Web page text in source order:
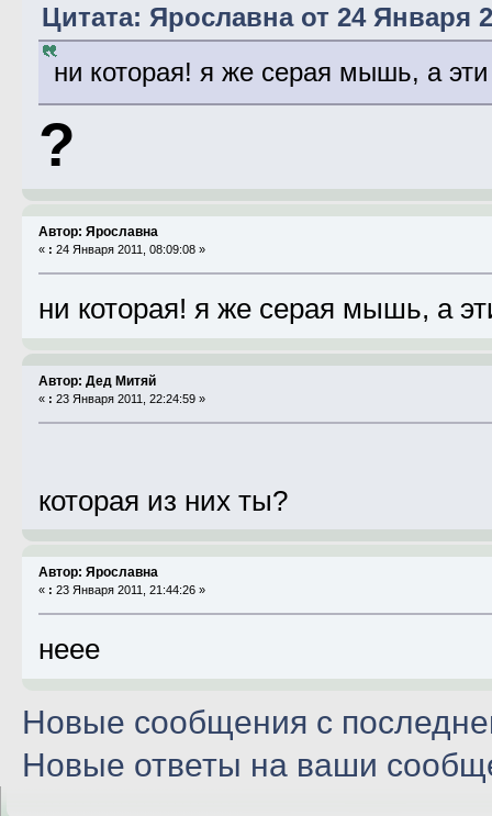
Цитата: Ярославна от 24 Января
ни которая! я же серая мышь, а
?
Автор: Ярославна
« : 24 Января 2011, 08:09:08 »
ни которая! я же серая мышь, а
Автор: Дед Митяй
« : 23 Января 2011, 22:24:59 »
которая из них ты?
Автор: Ярославна
« : 23 Января 2011, 21:44:26 »
неее
Новые сообщения с
Новые ответы на ваши